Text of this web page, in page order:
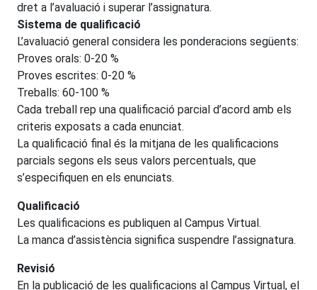
dret a l’avaluació i superar l’assignatura.
Sistema de qualificació
L’avaluació general considera les ponderacions següents:
Proves orals: 0-20 %
Proves escrites: 0-20 %
Treballs: 60-100 %
Cada treball rep una qualificació parcial d’acord amb els
criteris exposats a cada enunciat.
La qualificació final és la mitjana de les qualificacions
parcials segons els seus valors percentuals, que
s’especifiquen en els enunciats.
Qualificació
Les qualificacions es publiquen al Campus Virtual.
La manca d’assistència significa suspendre l’assignatura.
Revisió
En la publicació de les qualificacions al Campus Virtual, el